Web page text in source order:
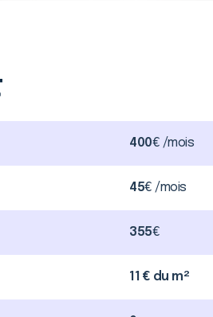
400€ /mois
45€ /mois
355€
11 € du m²